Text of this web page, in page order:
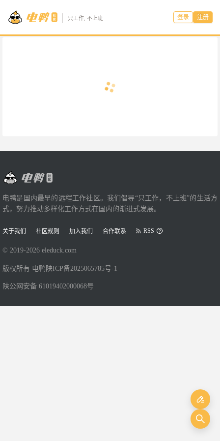
只工作, 不上班 登录 注册
电鸭是国内最早的远程工作社区。我们倡导“只工作，不上班”的生活方
式，努力推动多样化工作方式在国内的渐进式发展。
关于我们 社区规则 加入我们 合作联系 RSS
© 2019-2026 eleduck.com
版权所有 电鸭 陕ICP备2025065785号-1
陕公网安备 61019402000068号